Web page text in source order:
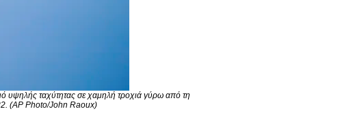
ταχύτητας σε χαμηλή τροχιά γύρω από τη
(AP Photo/John Raoux)